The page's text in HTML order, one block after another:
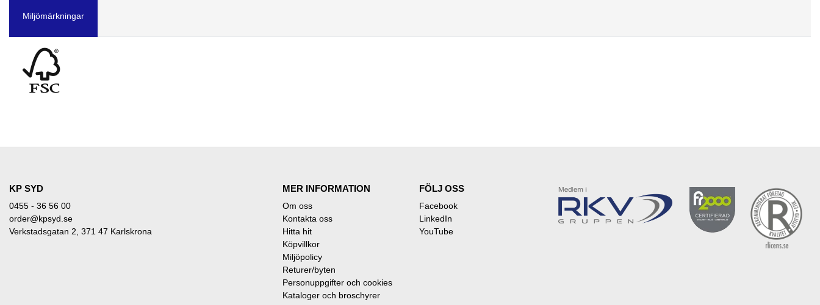
Miljömärkningar
KP SYD
0455 - 36 56 00
order@kpsyd.se
Verkstadsgatan 2, 371 47 Karlskrona
MER INFORMATION
Om oss
Kontakta oss
Hitta hit
Köpvillkor
Miljöpolicy
Returer/byten
Personuppgifter och cookies
Kataloger och broschyrer
FÖLJ OSS
Facebook
LinkedIn
YouTube